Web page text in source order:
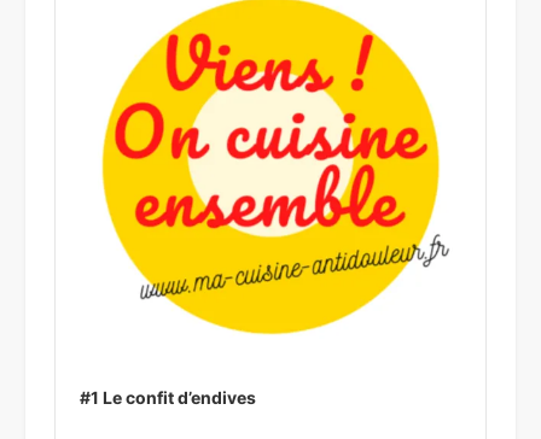
#1 Le confit d’endives